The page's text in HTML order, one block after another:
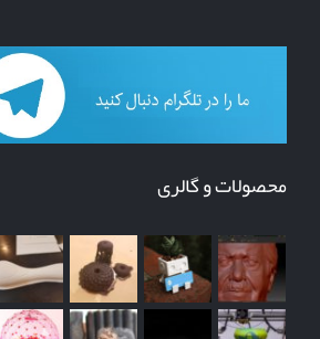
محصولات و گالری